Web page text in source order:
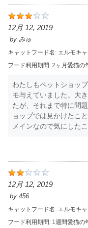
12月 12, 2019
byみゅ
キャットフード名: エルモキ
フード利用期間: 2ヶ月愛猫の
わたしもペットショッ
モ与えていました。大
たが、それまで特に問
ョップでは見かけたこ
メインなので気にした
12月 12, 2019
by456
キャットフード名: エルモキ
フード利用期間: 1週間愛猫の